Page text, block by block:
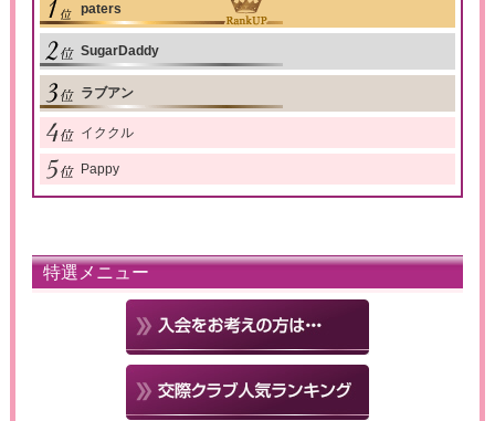
paters
SugarDaddy
ラブアン
イククル
Pappy
特選メニュー